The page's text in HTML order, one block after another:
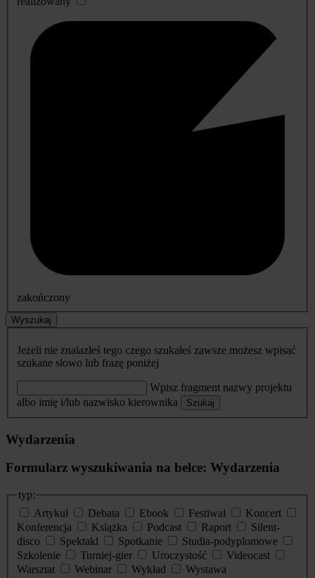
zakończony
Wyszukaj
Jeżeli nie znalazłeś tego czego szukałeś zawsze możesz wpisać
szukane słowo lub frazę poniżej
Wpisz fragment nazwy projektu
albo imię i/lub nazwisko kierownika
Szukaj
Wydarzenia
Formularz wyszukiwania na belce: Wydarzenia
typ:
Artykuł
Debata Ebook Festiwal
Koncert
Konferencja
Książka Podcast Raport
Silent-
disco
Spektakl Spotkanie
Studia-podyplomowe
Szkolenie
Turniej-gier Uroczystość
Videocast
Warsztat
Webinar Wykład
Wystawa